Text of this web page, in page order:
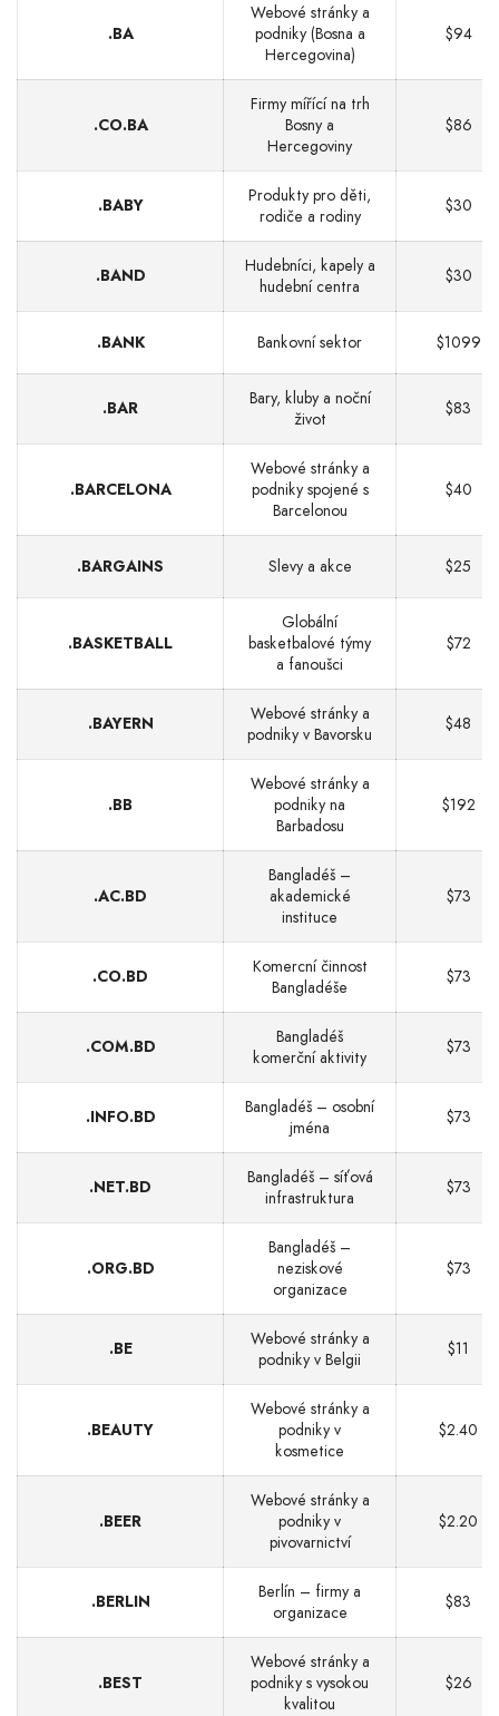
.BA
Webové stránky a
podniky (Bosna a
Hercegovina)
$94
.CO.BA
Firmy mířící na trh
Bosny a
Hercegoviny
$86
.BABY
Produkty pro děti,
rodiče a rodiny
$30
.BAND
Hudebníci, kapely a
hudební centra
$30
.BANK Bankovní sektor $1099
.BAR
Bary, kluby a noční
život
$83
.BARCELONA
Webové stránky a
podniky spojené s
Barcelonou
$40
.BARGAINS Slevy a akce $25
.BASKETBALL
Globální
basketbalové týmy
a fanoušci
$72
.BAYERN
Webové stránky a
podniky v Bavorsku
$48
.BB
Webové stránky a
podniky na
Barbadosu
$192
.AC.BD
Bangladéš –
akademické
instituce
$73
.CO.BD
Komercní činnost
Bangladéše
$73
.COM.BD
Bangladéš
komerční aktivity
$73
.INFO.BD
Bangladéš – osobní
jména
$73
.NET.BD
Bangladéš – síťová
infrastruktura
$73
.ORG.BD
Bangladéš –
neziskové
organizace
$73
.BE
Webové stránky a
podniky v Belgii
$11
.BEAUTY
Webové stránky a
podniky v
kosmetice
$2.40
.BEER
Webové stránky a
podniky v
pivovarnictví
$2.20
.BERLIN
Berlín – firmy a
organizace
$83
.BEST
Webové stránky a
podniky s vysokou
kvalitou
$26